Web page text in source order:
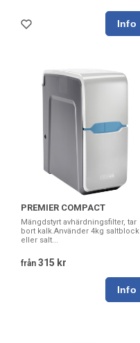
PREMIER COMPACT
Mängdstyrt avhärdningsfilter, tar
bort kalk.Använder 4kg saltblock
eller salt...
från 315 kr